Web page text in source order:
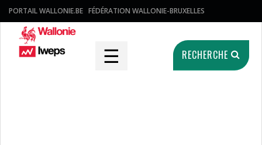
PORTAIL WALLONIE.BE FÉDÉRATION WALLONIE-BRUXELLES
☰ RECHERCHE